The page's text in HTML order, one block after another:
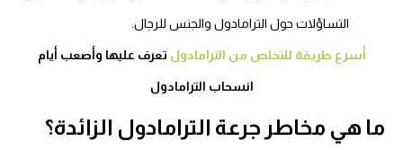
التساؤلات حول الترامادول والجنس للرجال.
أسرع طريقة للتخلص من الترامادول تعرف عليها وأصعب أيام
انسحاب الترامادول
ما هي مخاطر جرعة الترامادول الزائدة؟